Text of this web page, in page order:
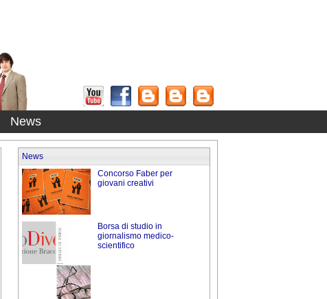
News
News
Concorso Faber per
giovani creativi
Borsa di studio in
giornalismo medico-
scientifico